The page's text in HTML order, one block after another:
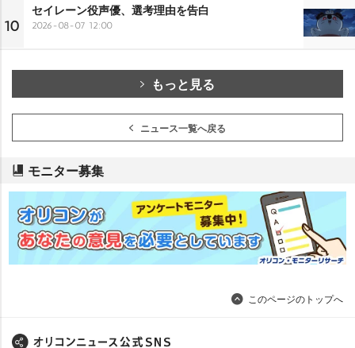
10
セイレーン役声優、選考理由を告白
2026-08-07 12:00
もっと見る
ニュース一覧へ戻る
モニター募集
このページのトップへ